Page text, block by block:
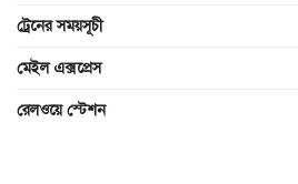
ট্রেনের সময়সূচী
মেইল এক্সপ্রেস
রেলওয়ে স্টেশন